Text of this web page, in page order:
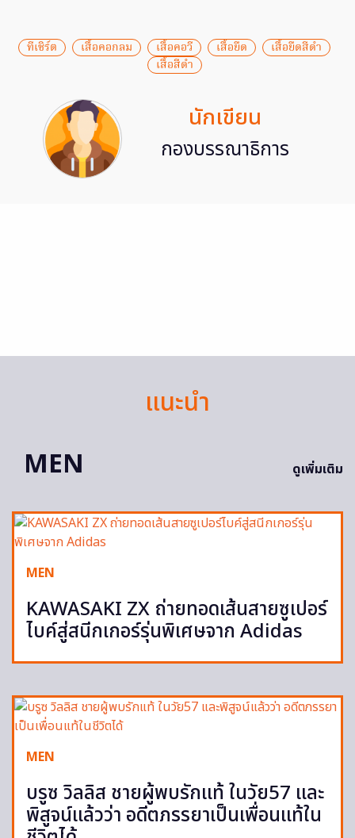
ทีเชิร์ต เสื้อคอกลม เสื้อคอวี เสื้อยืด
เสื้อยืดสีดำ
เสื้อสีดำ
นักเขียน
กองบรรณาธิการ
แนะนำ
MEN
ดูเพิ่มเติม
MEN
KAWASAKI ZX ถ่ายทอดเส้นสายซูเปอร์
ไบค์สู่สนีกเกอร์รุ่นพิเศษจาก Adidas
MEN
บรูซ วิลลิส ชายผู้พบรักแท้ ในวัย57 และ
พิสูจน์แล้วว่า อดีตภรรยาเป็นเพื่อนแท้ใน